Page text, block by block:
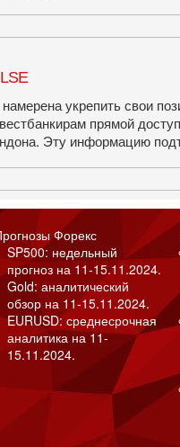
укрепить свои
прямой
Эту информацию
Форекс
SP500: недельный
прогноз на 11-15.11.2024.
Gold: аналитический
обзор на 11-15.11.2024.
EURUSD: среднесрочная
аналитика на 11-
15.11.2024.